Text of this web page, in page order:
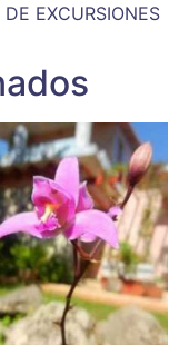
EXCURSIONES